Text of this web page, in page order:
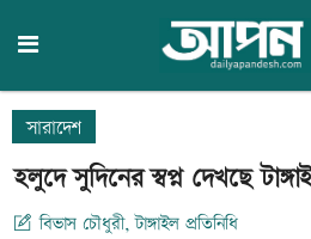
সারাদেশ
হলুদে সুদিনের স্বপ্ন দেখছে
বিভাস চৌধুরী, টাঙ্গাইল প্রতিনিধি